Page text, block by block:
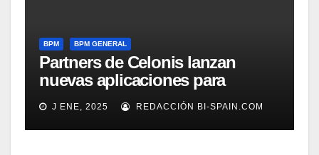
BPM BPM GENERAL
Partners de Celonis lanzan
nuevas aplicaciones para
automarizar migración a SAP o
Gestión de Reclamaciones en
Seguros
J ENE, 2025 REDACCIÓN BI-SPAIN.COM